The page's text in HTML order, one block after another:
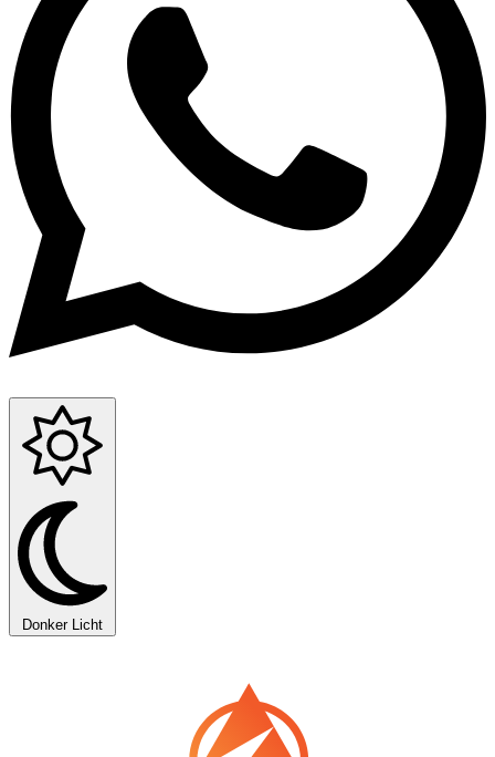
Donker Licht